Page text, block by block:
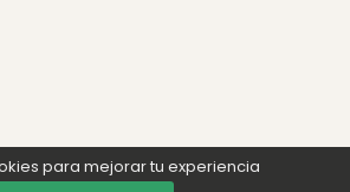
para mejorar tu experiencia